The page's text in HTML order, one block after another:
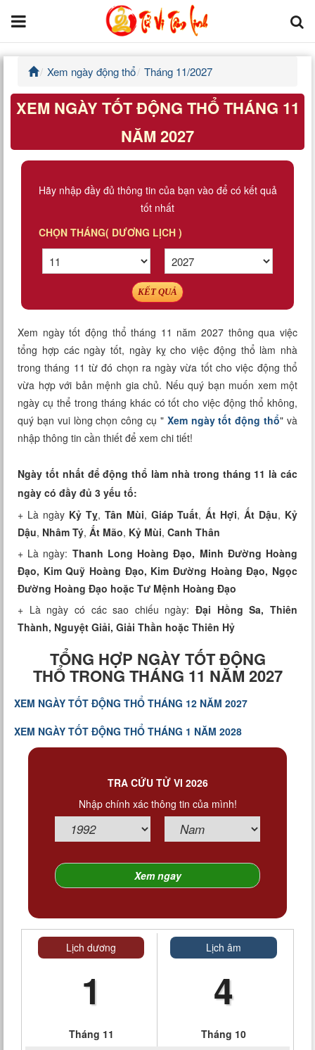
Trang chủ
Tử Vi Đẩu Số
Tử Vi 12 Con Giáp
Văn Hoa Tâm linh
Xem tuổi
Xem bói
Tướng số
Cung hoàng đạo
Xem ngày động thổ Tháng 11/2027
XEM NGÀY TỐT ĐỘNG THỔ THÁNG 11
NĂM 2027
Hãy nhập đầy đủ thông tin của bạn vào để có kết quả
tốt nhất
CHỌN THÁNG( DƯƠNG LỊCH )
KẾT QUẢ
Xem ngày tốt động thổ tháng 11 năm 2027 thông qua việc
tổng hợp các ngày tốt, ngày kỵ cho việc động thổ làm nhà
trong tháng 11 từ đó chọn ra ngày vừa tốt cho việc động thổ
vừa hợp với bản mệnh gia chủ. Nếu quý bạn muốn xem một
ngày cụ thể trong tháng khác có tốt cho việc động thổ không,
quý bạn vui lòng chọn công cụ " Xem ngày tốt động thổ" và
nhập thông tin cần thiết để xem chi tiết!
Ngày tốt nhất để động thổ làm nhà trong tháng 11 là các
ngày có đầy đủ 3 yếu tố:
+ Là ngày Kỷ Tỵ, Tân Mùi, Giáp Tuất,Ất Hợi,Ất Dậu, Kỷ
Dậu, Nhâm Tý, Ất Mão, Kỷ Mùi, Canh Thân
+ Là ngày: Thanh Long Hoàng Đạo, Minh Đường Hoàng
Đạo, Kim Quỹ Hoàng Đạo, Kim Đường Hoàng Đạo, Ngọc
Đường Hoàng Đạo hoặc Tư Mệnh Hoàng Đạo
+ Là ngày có các sao chiếu ngày:Đại Hồng Sa, Thiên
Thành, Nguyệt Giải, Giải Thần hoặc Thiên Hỷ
TỔNG HỢP NGÀY TỐT ĐỘNG
THỔ TRONG THÁNG 11 NĂM 2027
XEM NGÀY TỐT ĐỘNG THỔ THÁNG 12 NĂM 2027
XEM NGÀY TỐT ĐỘNG THỔ THÁNG 1 NĂM 2028
TRA CỨU TỬ VI 2026
Nhập chính xác thông tin của mình!
Lịch dương
1
Tháng 11
Lịch âm
4
Tháng 10